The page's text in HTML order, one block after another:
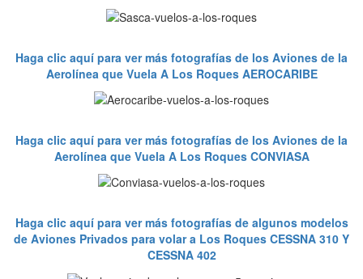
Haga clic aquí para ver más fotografías de los Aviones de la
Aerolínea que Vuela A Los Roques AEROCARIBE
Haga clic aquí para ver más fotografías de los Aviones de la
Aerolínea que Vuela A Los Roques CONVIASA
Haga clic aquí para ver más fotografías de algunos modelos
de Aviones Privados para volar a Los Roques CESSNA 310 Y
CESSNA 402